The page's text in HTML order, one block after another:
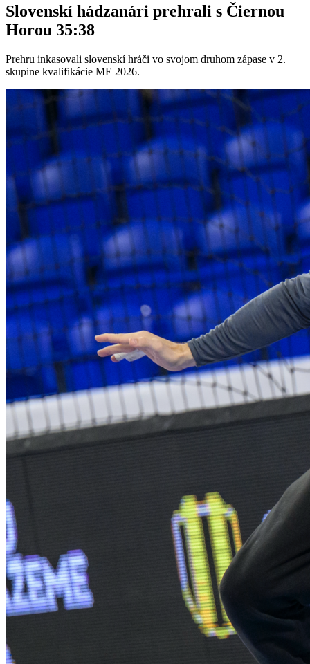
Slovenskí hádzanári prehrali s Čiernou
Horou 35:38
Prehru inkasovali slovenskí hráči vo svojom druhom zápase v 2.
skupine kvalifikácie ME 2026.